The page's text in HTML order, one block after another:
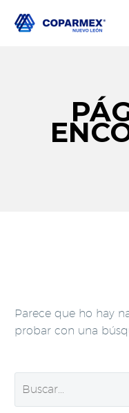
Parece que ho hay
probar con una